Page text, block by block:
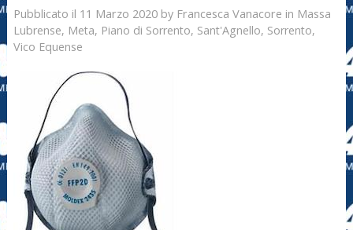
Pubblicato il 11 Marzo 2020by Francesca Vanacore in Massa
Lubrense, Meta, Piano di Sorrento, Sant'Agnello, Sorrento,
Vico Equense